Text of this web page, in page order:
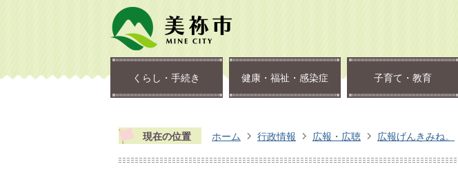
くらし・手続き 健康・福祉・感染症 子育て・教育
現在の位置 ホーム 行政情報 広報・広聴 広報げんきみね。